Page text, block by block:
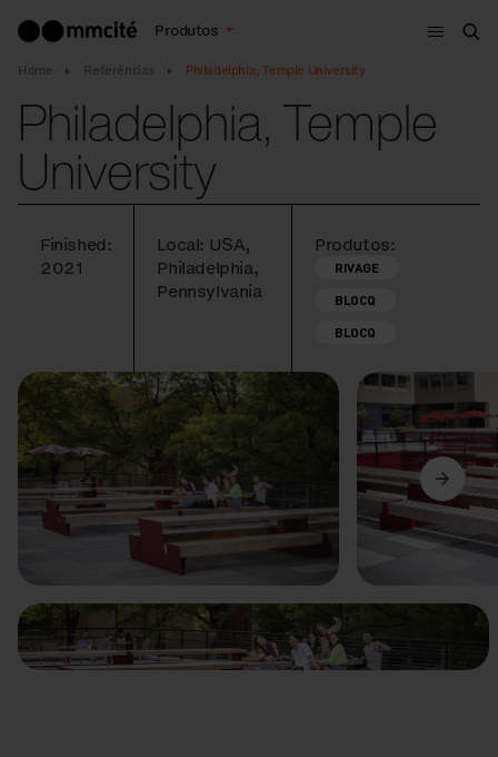
Produtos
Menu
Home Referências Philadelphia, Temple University
Philadelphia, Temple
University
Finished:
2021
Local: USA,
Philadelphia,
Pennsylvania
Produtos:
RIVAGE
BLOCQ
BLOCQ
Anterior Seguinte